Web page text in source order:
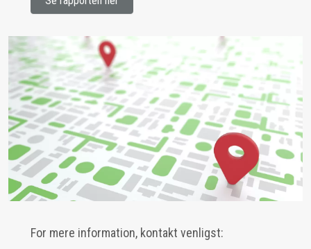
For mere information, kontakt venligst: